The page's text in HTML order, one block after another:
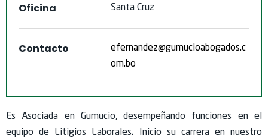
Oficina Santa Cruz
Contacto
efernandez@gumucioabogados.c
om.bo
Es Asociada en Gumucio, desempeñando funciones en el
equipo de Litigios Laborales. Inicio su carrera en nuestro